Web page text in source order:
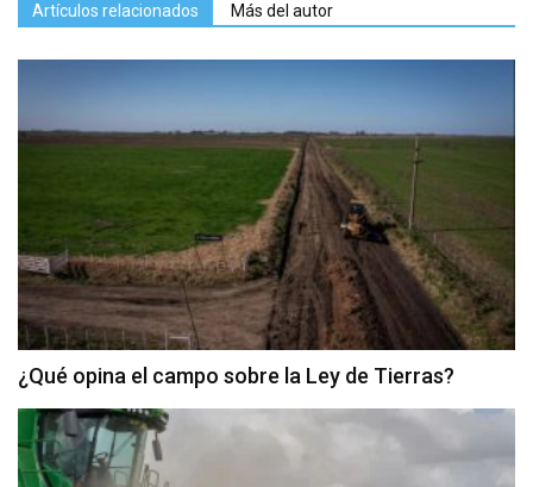
Artículos relacionados Más del autor
¿Qué opina el campo sobre la Ley de Tierras?